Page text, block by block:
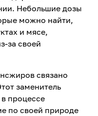
Небольшие дозы
можно найти,
и мясе,
за своей
связано
заменитель
процессе
по своей природе